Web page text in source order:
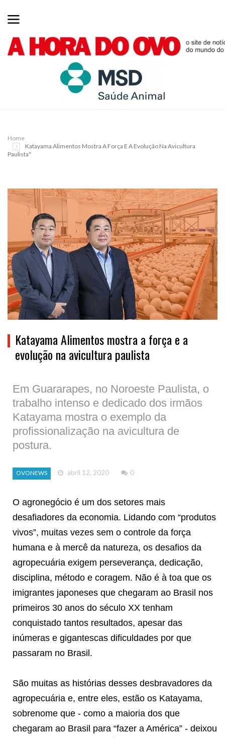
Home
Katayama Alimentos Mostra A Força E A Evolução Na Avicultura
Paulista"
Katayama Alimentos mostra a força e a
evolução na avicultura paulista
Em Guararapes, no Noroeste Paulista, o
trabalho intenso e dedicado dos irmãos
Katayama mostra o exemplo da
profissionalização na avicultura de
postura.
OVONEWS abril 12, 2020 0
O agronegócio é um dos setores mais
desafiadores da economia. Lidando com “produtos
vivos”, muitas vezes sem o controle da força
humana e à mercê da natureza, os desafios da
agropecuária exigem perseverança, dedicação,
disciplina, método e coragem. Não é à toa que os
imigrantes japoneses que chegaram ao Brasil nos
primeiros 30 anos do século XX tenham
conquistado tantos resultados, apesar das
inúmeras e gigantescas dificuldades por que
passaram no Brasil.
São muitas as histórias desses desbravadores da
agropecuária e, entre eles, estão os Katayama,
sobrenome que - como a maioria dos que
chegaram ao Brasil para “fazer a América” - deixou